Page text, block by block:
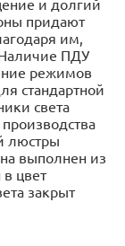
и долгий
придают
им,
Наличие ПДУ
режимов
стандартной
света
люстры
выполнен из
цвет
закрыт